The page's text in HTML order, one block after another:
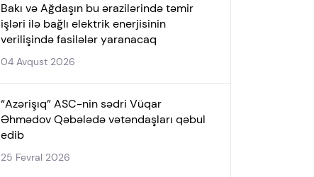
Bakı və Ağdaşın bu ərazilərində təmir
işləri ilə bağlı elektrik enerjisinin
verilişində fasilələr yaranacaq
04 Avqust 2026
“Azərişıq” ASC-nin sədri Vüqar
Əhmədov Qəbələdə vətəndaşları qəbul
edib
25 Fevral 2026